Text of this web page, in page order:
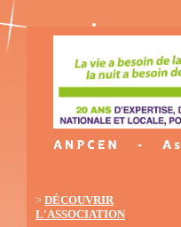
> DÉCOUVRIR
L'ASSOCIATION